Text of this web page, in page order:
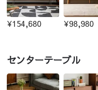
¥154,680 ¥98,980
センターテーブル